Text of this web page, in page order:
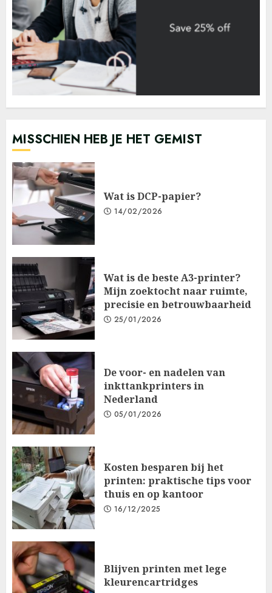
MISSCHIEN HEB JE HET GEMIST
Wat is DCP-papier?
14/02/2026
Wat is de beste A3-printer?
Mijn zoektocht naar ruimte,
precisie en betrouwbaarheid
25/01/2026
De voor- en nadelen van
inkttankprinters in
Nederland
05/01/2026
Kosten besparen bij het
printen: praktische tips voor
thuis en op kantoor
16/12/2025
Blijven printen met lege
kleurencartridges